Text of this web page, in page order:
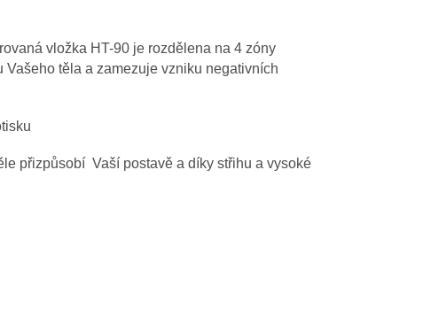
vložka HT-90 je rozdělena na 4 zóny
těla a zamezuje vzniku negativních
přizpůsobí Vaší postavě a díky střihu a vysoké